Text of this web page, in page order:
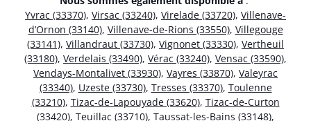
Yvrac (33370), Virsac (33240), Virelade (33720), Villenave-
d’Ornon (33140), Villenave-de-Rions (33550), Villegouge
(33141), Villandraut (33730), Vignonet (33330), Vertheuil
(33180), Verdelais (33490), Vérac (33240), Vensac (33590),
Vendays-Montalivet (33930), Vayres (33870), Valeyrac
(33340), Uzeste (33730), Tresses (33370), Toulenne
(33210), Tizac-de-Lapouyade (33620), Tizac-de-Curton
(33420), Teuillac (33710), Taussat-les-Bains (33148),